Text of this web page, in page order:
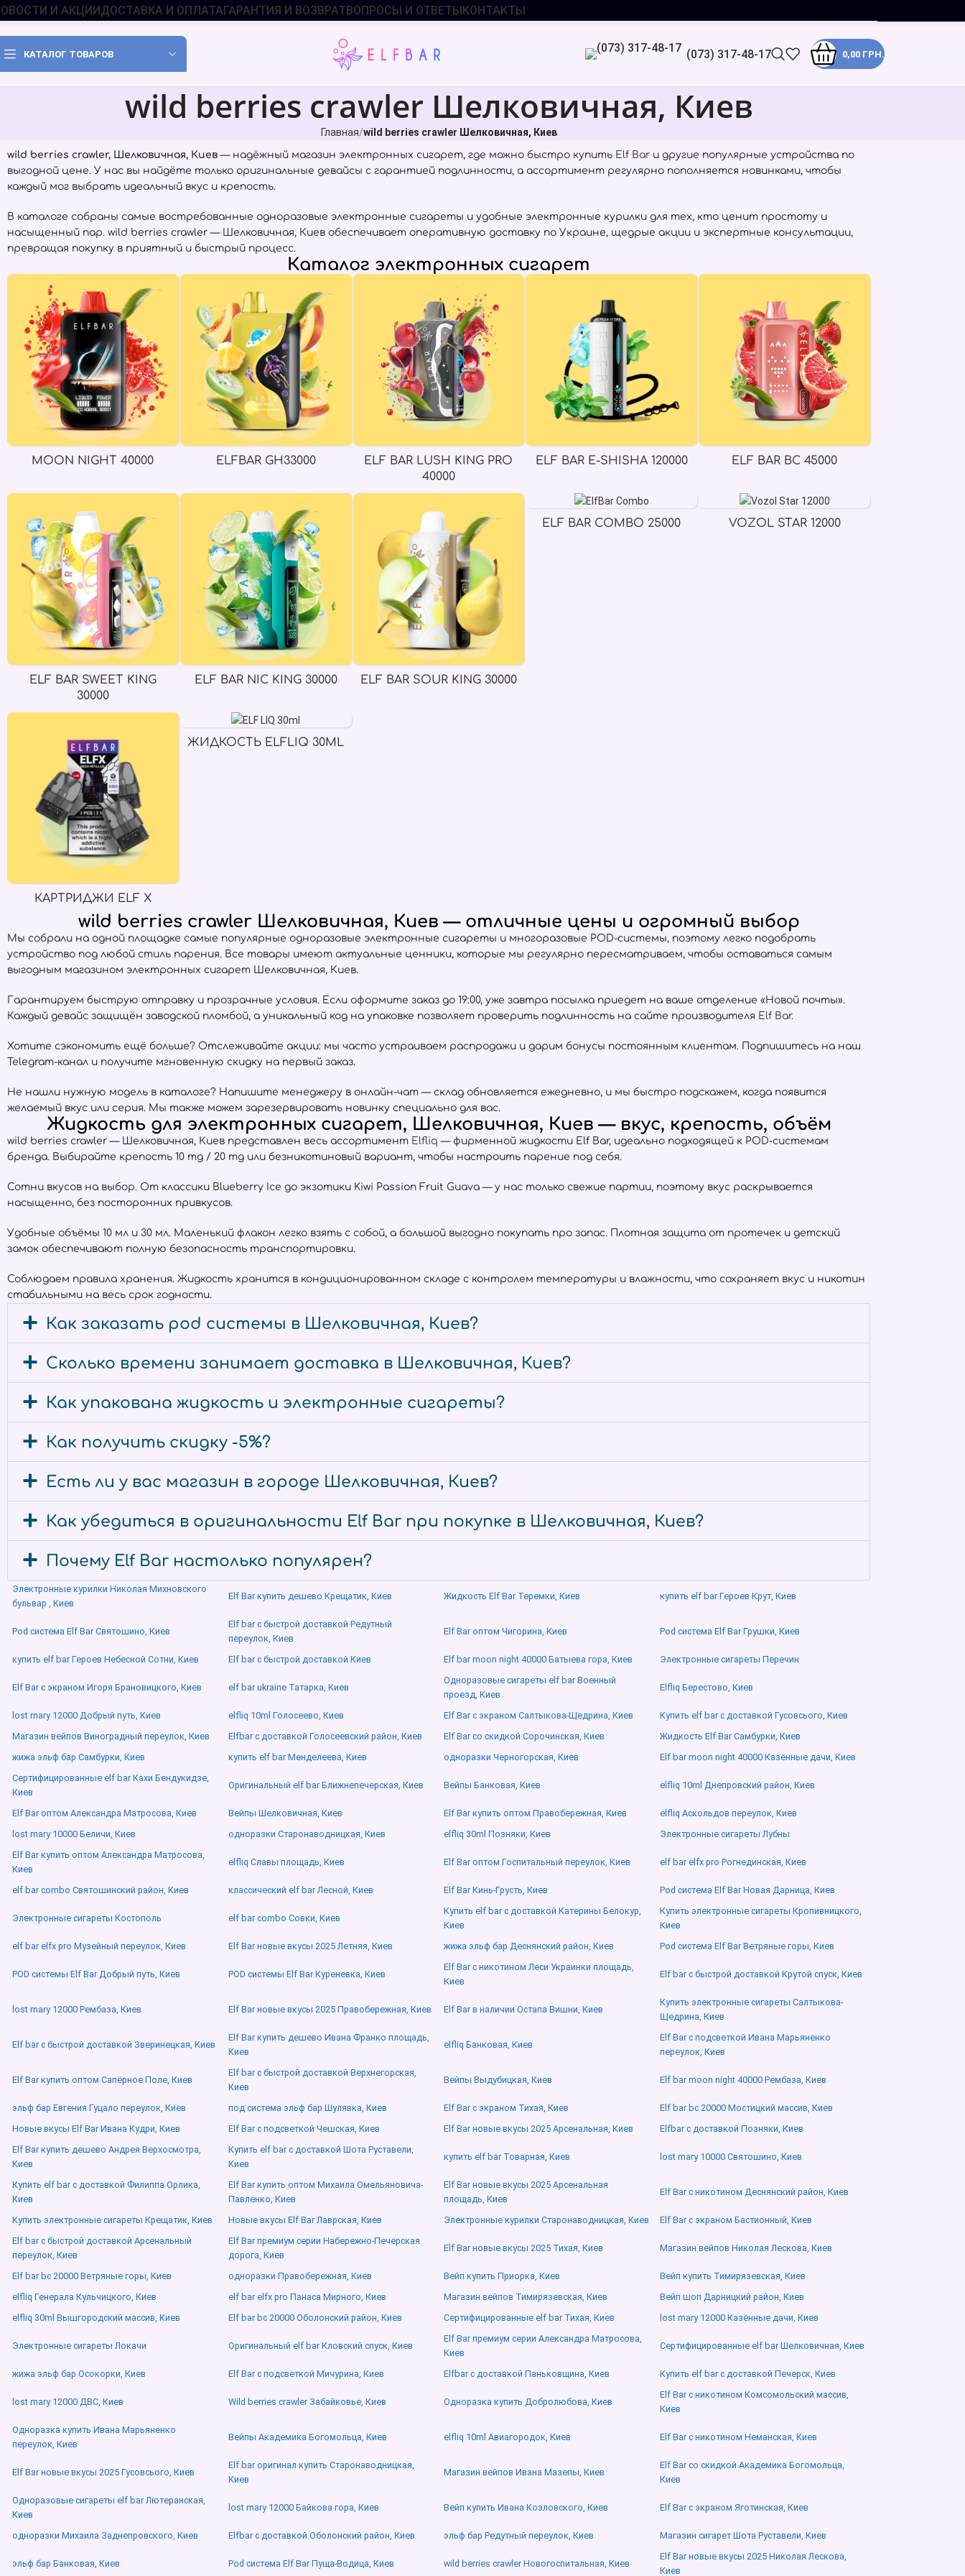
И АКЦИИДОСТАВКА И ОПЛАТАГАРАНТИЯ И ВОЗВРАТВОПРОСЫ И ОТВЕТЫКОНТАКТЫ
КАТАЛОГ ТОВАРОВ (073) 317-48-17 0,00 ГРН.
wild berries crawler Шелковичная, Киев
Главная wild berries crawler Шелковичная, Киев
wild berries crawler, Шелковичная, Киев — надёжный магазин электронных сигарет, где можно быстро купить Elf Bar и другие популярные устройства по
выгодной цене. У нас вы найдёте только оригинальные девайсы с гарантией подлинности, а ассортимент регулярно пополняется новинками, чтобы
каждый мог выбрать идеальный вкус и крепость.
В каталоге собраны самые востребованные одноразовые электронные сигареты и удобные электронные курилки для тех, кто ценит простоту и
насыщенный пар. wild berries crawler — Шелковичная, Киев обеспечивает оперативную доставку по Украине, щедрые акции и экспертные консультации,
превращая покупку в приятный и быстрый процесс.
Каталог электронных сигарет
MOON NIGHT 40000 ELFBAR GH33000
ELF BAR LUSH KING PRO
40000
ELF BAR E-SHISHA 120000 ELF BAR BC 45000
ELF BAR SWEET KING
30000
ELF BAR NIC KING 30000 ELF BAR SOUR KING 30000
ELF BAR COMBO 25000 VOZOL STAR 12000
КАРТРИДЖИ ELF X
ЖИДКОСТЬ ELFLIQ 30ML
wild berries crawler Шелковичная, Киев — отличные цены и огромный выбор
Мы собрали на одной площадке самые популярные одноразовые электронные сигареты и многоразовые POD-системы, поэтому легко подобрать
устройство под любой стиль парения. Все товары имеют актуальные ценники, которые мы регулярно пересматриваем, чтобы оставаться самым
выгодным магазином электронных сигарет Шелковичная, Киев.
Гарантируем быструю отправку и прозрачные условия. Если оформите заказ до 19:00, уже завтра посылка приедет на ваше отделение «Новой почты».
Каждый девайс защищён заводской пломбой, а уникальный код на упаковке позволяет проверить подлинность на сайте производителя Elf Bar.
Хотите сэкономить ещё больше? Отслеживайте акции: мы часто устраиваем распродажи и дарим бонусы постоянным клиентам. Подпишитесь на наш
Telegram-канал и получите мгновенную скидку на первый заказ.
Не нашли нужную модель в каталоге? Напишите менеджеру в онлайн-чат — склад обновляется ежедневно, и мы быстро подскажем, когда появится
желаемый вкус или серия. Мы также можем зарезервировать новинку специально для вас.
Жидкость для электронных сигарет, Шелковичная, Киев — вкус, крепость, объём
wild berries crawler — Шелковичная, Киев представлен весь ассортимент Elfliq — фирменной жидкости Elf Bar, идеально подходящей к POD-системам
бренда. Выбирайте крепость 10 mg / 20 mg или безникотиновый вариант, чтобы настроить парение под себя.
Сотни вкусов на выбор. От классики Blueberry Ice до экзотики Kiwi Passion Fruit Guava — у нас только свежие партии, поэтому вкус раскрывается
насыщенно, без посторонних привкусов.
Удобные объёмы 10 мл и 30 мл. Маленький флакон легко взять с собой, а большой выгодно покупать про запас. Плотная защита от протечек и детский
замок обеспечивают полную безопасность транспортировки.
Соблюдаем правила хранения. Жидкость хранится в кондиционированном складе с контролем температуры и влажности, что сохраняет вкус и никотин
стабильными на весь срок годности.
Как заказать pod системы в Шелковичная, Киев?
Сколько времени занимает доставка в Шелковичная, Киев?
Как упакована жидкость и электронные сигареты?
Как получить скидку -5%?
Есть ли у вас магазин в городе Шелковичная, Киев?
Как убедиться в оригинальности Elf Bar при покупке в Шелковичная, Киев?
Почему Elf Bar настолько популярен?
Электронные курилки Николая Михновского
бульвар , Киев
Elf Bar купить дешево Крещатик, Киев Жидкость Elf Bar Теремки, Киев купить elf bar Героев Крут, Киев
Pod система Elf Bar Святошино, Киев
Elf bar с быстрой доставкой Редутный
переулок, Киев
Elf Bar оптом Чигорина, Киев Pod система Elf Bar Грушки, Киев
купить elf bar Героев Небесной Сотни, Киев Elf bar с быстрой доставкой Киев Elf bar moon night 40000 Батыева гора, Киев Электронные сигареты Перечин
Elf Bar с экраном Игоря Брановицкого, Киев elf bar ukraine Татарка, Киев
Одноразовые сигареты elf bar Военный
проезд, Киев
Elfliq Берестово, Киев
lost mary 12000 Добрый путь, Киев elfliq 10ml Голосеево, Киев Elf Bar с экраном Салтыкова-Щедрина, Киев
Купить elf bar с доставкой Гусовсього, Киев
Магазин вейпов Виноградный переулок, Киев
Elfbar с доставкой Голосеевский район, Киев Elf Bar со скидкой Сорочинская, Киев
Жидкость Elf Bar Самбурки, Киев
жижа эльф бар Самбурки, Киев
купить elf bar Менделеева, Киев одноразки Черногорская, Киев
Elf bar moon night 40000 Казённые дачи, Киев
Сертифицированные elf bar Кахи Бендукидзе,
Киев
Оригинальный elf bar Ближнепечерская, Киев Вейпы Банковая, Киев elfliq 10ml Днепровский район, Киев
Elf Bar оптом Александра Матросова, Киев Вейпы Шелковичная, Киев Elf Bar купить оптом Правобережная, Киев
elfliq Аскольдов переулок, Киев
lost mary 10000 Беличи, Киев
одноразки Старонаводницкая, Киев elfliq 30ml Позняки, Киев
Электронные сигареты Лубны
Elf Bar купить оптом Александра Матросова,
Киев
elfliq Славы площадь, Киев Elf Bar оптом Госпитальный переулок, Киев elf bar elfx pro Рогнединская, Киев
elf bar combo Святошинский район, Киев классический elf bar Лесной, Киев Elf Bar Кинь-Грусть, Киев Pod система Elf Bar Новая Дарница, Киев
Электронные сигареты Костополь elf bar combo Совки, Киев
Купить elf bar с доставкой Катерины Белокур,
Киев
Купить электронные сигареты Кропивницкого,
Киев
elf bar elfx pro Музейный переулок, Киев
Elf Bar новые вкусы 2025 Летняя, Киев жижа эльф бар Деснянский район, Киев Pod система Elf Bar Ветряные горы, Киев
POD системы Elf Bar Добрый путь, Киев POD системы Elf Bar Куреневка, Киев
Elf Bar с никотином Леси Украинки площадь,
Киев
Elf bar с быстрой доставкой Крутой спуск, Киев
lost mary 12000 Рембаза, Киев Elf Bar новые вкусы 2025 Правобережная, Киев Elf Bar в наличии Остапа Вишни, Киев
Купить электронные сигареты Салтыкова-
Щедрина, Киев
Elf bar с быстрой доставкой Зверинецкая, Киев
Elf Bar купить дешево Ивана Франко площадь,
Киев
elfliq Банковая, Киев
Elf Bar с подсветкой Ивана Марьяненко
переулок, Киев
Elf Bar купить оптом Сапёрное Поле, Киев
Elf bar с быстрой доставкой Верхнегорская,
Киев
Вейпы Выдубицкая, Киев Elf bar moon night 40000 Рембаза, Киев
эльф бар Евгения Гуцало переулок, Киев под система эльф бар Шулявка, Киев Elf Bar с экраном Тихая, Киев
Elf bar bc 20000 Мостицкий массив, Киев
Новые вкусы Elf Bar Ивана Кудри, Киев
Elf Bar с подсветкой Чешская, Киев Elf Bar новые вкусы 2025 Арсенальная, Киев
Elfbar с доставкой Позняки, Киев
Elf Bar купить дешево Андрея Верхосмотра,
Киев
Купить elf bar с доставкой Шота Руставели,
Киев
купить elf bar Товарная, Киев lost mary 10000 Святошино, Киев
Купить elf bar с доставкой Филиппа Орлика,
Киев
Elf Bar купить оптом Михаила Омельяновича-
Павленко, Киев
Elf Bar новые вкусы 2025 Арсенальная
площадь, Киев
Elf Bar с никотином Деснянский район, Киев
Купить электронные сигареты Крещатик, Киев Новые вкусы Elf Bar Лаврская, Киев Электронные курилки Старонаводницкая, Киев
Elf Bar с экраном Бастионный, Киев
Elf bar с быстрой доставкой Арсенальный
переулок, Киев
Elf Bar премиум серии Набережно-Печерская
дорога, Киев
Elf Bar новые вкусы 2025 Тихая, Киев Магазин вейпов Николая Лескова, Киев
Elf bar bc 20000 Ветряные горы, Киев одноразки Правобережная, Киев Вейп купить Приорка, Киев
Вейп купить Тимирязевская, Киев
elfliq Генерала Кульчицкого, Киев
elf bar elfx pro Панаса Мирного, Киев Магазин вейпов Тимирязевская, Киев
Вейп шоп Дарницкий район, Киев
elfliq 30ml Вышгородский массив, Киев
Elf bar bc 20000 Оболонский район, Киев Сертифицированные elf bar Тихая, Киев lost mary 12000 Казённые дачи, Киев
Электронные сигареты Локачи Оригинальный elf bar Кловский спуск, Киев
Elf Bar премиум серии Александра Матросова,
Киев
Сертифицированные elf bar Шелковичная, Киев
жижа эльф бар Осокорки, Киев Elf Bar с подсветкой Мичурина, Киев Elfbar с доставкой Паньковщина, Киев Купить elf bar с доставкой Печерск, Киев
lost mary 12000 ДВС, Киев Wild berries crawler Забайковье, Киев Одноразка купить Добролюбова, Киев
Elf Bar с никотином Комсомольский массив,
Киев
Одноразка купить Ивана Марьяненко
переулок, Киев
Вейпы Академика Богомольца, Киев elfliq 10ml Авиагородок, Киев Elf Bar с никотином Неманская, Киев
Elf Bar новые вкусы 2025 Гусовсього, Киев
Elf bar оригинал купить Старонаводницкая,
Киев
Магазин вейпов Ивана Мазепы, Киев
Elf Bar со скидкой Академика Богомольца,
Киев
Одноразовые сигареты elf bar Лютеранская,
Киев
lost mary 12000 Байкова гора, Киев Вейп купить Ивана Козловского, Киев Elf Bar с экраном Яготинская, Киев
одноразки Михаила Заднепровского, Киев Elfbar с доставкой Оболонский район, Киев эльф бар Редутный переулок, Киев Магазин сигарет Шота Руставели, Киев
эльф бар Банковая, Киев Pod система Elf Bar Пуща-Водица, Киев wild berries crawler Новогоспитальная, Киев
Elf Bar новые вкусы 2025 Николая Лескова,
Киев